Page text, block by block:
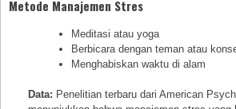
Metode Manajemen Stres
Meditasi atau yoga
Berbicara dengan teman atau
Menghabiskan waktu di alam
Data: Penelitian terbaru dari American